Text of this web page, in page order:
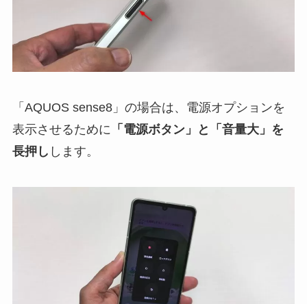
「AQUOS sense8」の場合は、電源オプションを
表示させるために 「電源ボタン」と「音量大」を
長押し します。